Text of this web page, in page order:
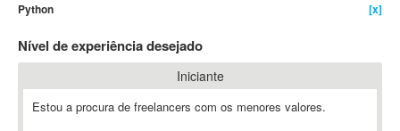
A-GPS
A2Billing
AAUS Scientific Diver
ABAP
Python
[x]
Nível de experiência desejado
Iniciante
Estou a procura de freelancers com os menores valores.